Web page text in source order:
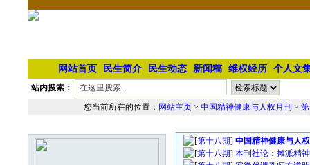
网站首页 民生简介 民生动态 新闻稿 维权经历 个人文
站内搜索：
您当前所在的位置： 网站主页 > 中国精神健康与人权月刊 >
[第十八期] 中国精神健康与人
[第十八期] 本刊社论：摊派精